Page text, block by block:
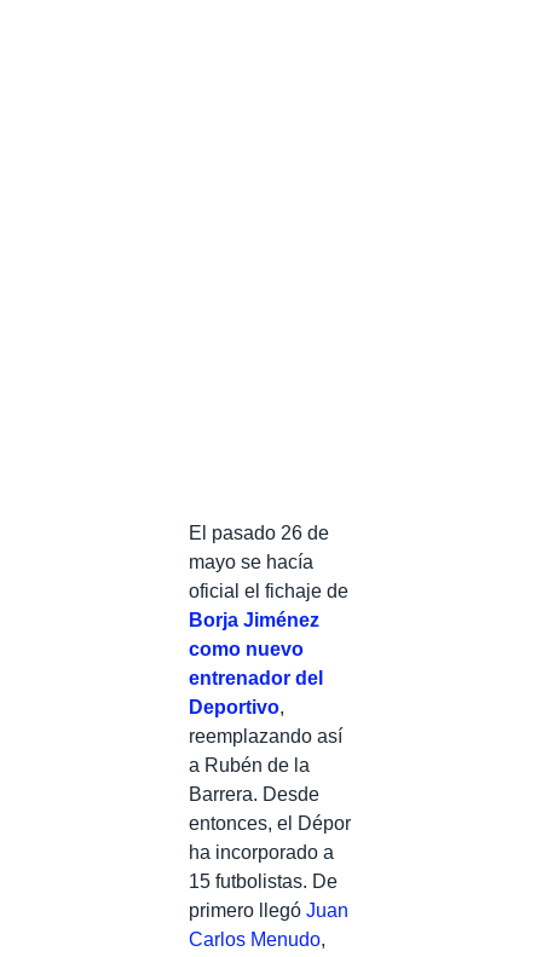
El pasado 26 de
mayo se hacía
oficial el fichaje de
Borja Jiménez
como nuevo
entrenador del
Deportivo,
reemplazando así
a Rubén de la
Barrera. Desde
entonces, el Dépor
ha incorporado a
15 futbolistas. De
primero llegó Juan
Carlos Menudo,